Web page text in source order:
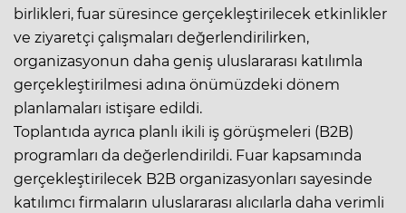
birlikleri, fuar süresince gerçekleştirilecek etkinlikler
ve ziyaretçi çalışmaları değerlendirilirken,
organizasyonun daha geniş uluslararası katılımla
gerçekleştirilmesi adına önümüzdeki dönem
planlamaları istişare edildi.
Toplantıda ayrıca planlı ikili iş görüşmeleri (B2B)
programları da değerlendirildi. Fuar kapsamında
gerçekleştirilecek B2B organizasyonları sayesinde
katılımcı firmaların uluslararası alıcılarla daha verimli